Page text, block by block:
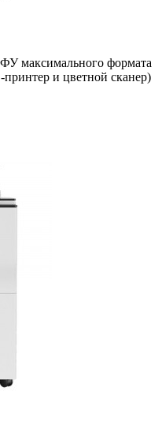
максимального формата
и цветной сканер)